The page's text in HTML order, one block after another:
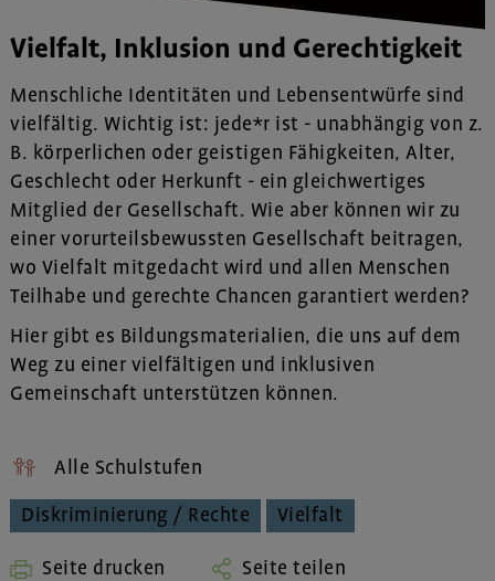
Vielfalt, Inklusion und Gerechtigkeit
Menschliche Identitäten und Lebensentwürfe sind
vielfältig. Wichtig ist: jede*r ist - unabhängig von z.
B. körperlichen oder geistigen Fähigkeiten, Alter,
Geschlecht oder Herkunft - ein gleichwertiges
Mitglied der Gesellschaft. Wie aber können wir zu
einer vorurteilsbewussten Gesellschaft beitragen,
wo Vielfalt mitgedacht wird und allen Menschen
Teilhabe und gerechte Chancen garantiert werden?
Hier gibt es Bildungsmaterialien, die uns auf dem
Weg zu einer vielfältigen und inklusiven
Gemeinschaft unterstützen können.
Alle Schulstufen
Diskriminierung / Rechte Vielfalt
Seite drucken Seite teilen